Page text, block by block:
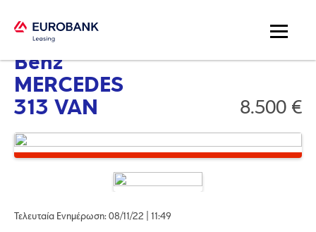
Mercedes-
Benz
MERCEDES
313 VAN
8.500 €
Τελευταία Ενημέρωση: 08/11/22 | 11:49